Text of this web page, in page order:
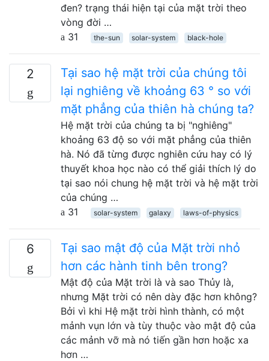
đen? trạng thái hiện tại của mặt trời theo
vòng đời …
31
the-sun solar-system black-hole
2
Tại sao hệ mặt trời của chúng tôi
lại nghiêng về khoảng 63 ° so với
mặt phẳng của thiên hà chúng ta?
Hệ mặt trời của chúng ta bị "nghiêng"
khoảng 63 độ so với mặt phẳng của thiên
hà. Nó đã từng được nghiên cứu hay có lý
thuyết khoa học nào có thể giải thích lý do
tại sao nói chung hệ mặt trời và hệ mặt trời
của chúng …
31
solar-system galaxy laws-of-physics
6
Tại sao mật độ của Mặt trời nhỏ
hơn các hành tinh bên trong?
Mật độ của Mặt trời là và sao Thủy là,
nhưng Mặt trời có nên dày đặc hơn không?
Bởi vì khi Hệ mặt trời hình thành, có một
mảnh vụn lớn và tùy thuộc vào mật độ của
các mảnh vỡ mà nó tiến gần hơn hoặc xa
hơn …